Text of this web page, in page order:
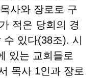
사와 장로로 구
적은 당회의 경
있다(38조). 시
있는 교회들로
목사 1인과 장로